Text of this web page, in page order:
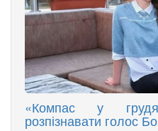
«Компас у
розпізнавати голос